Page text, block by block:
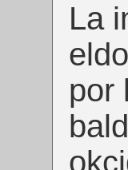
La
por